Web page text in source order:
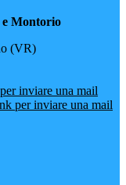
e Montorio
(VR)
inviare una mail
per inviare una mail